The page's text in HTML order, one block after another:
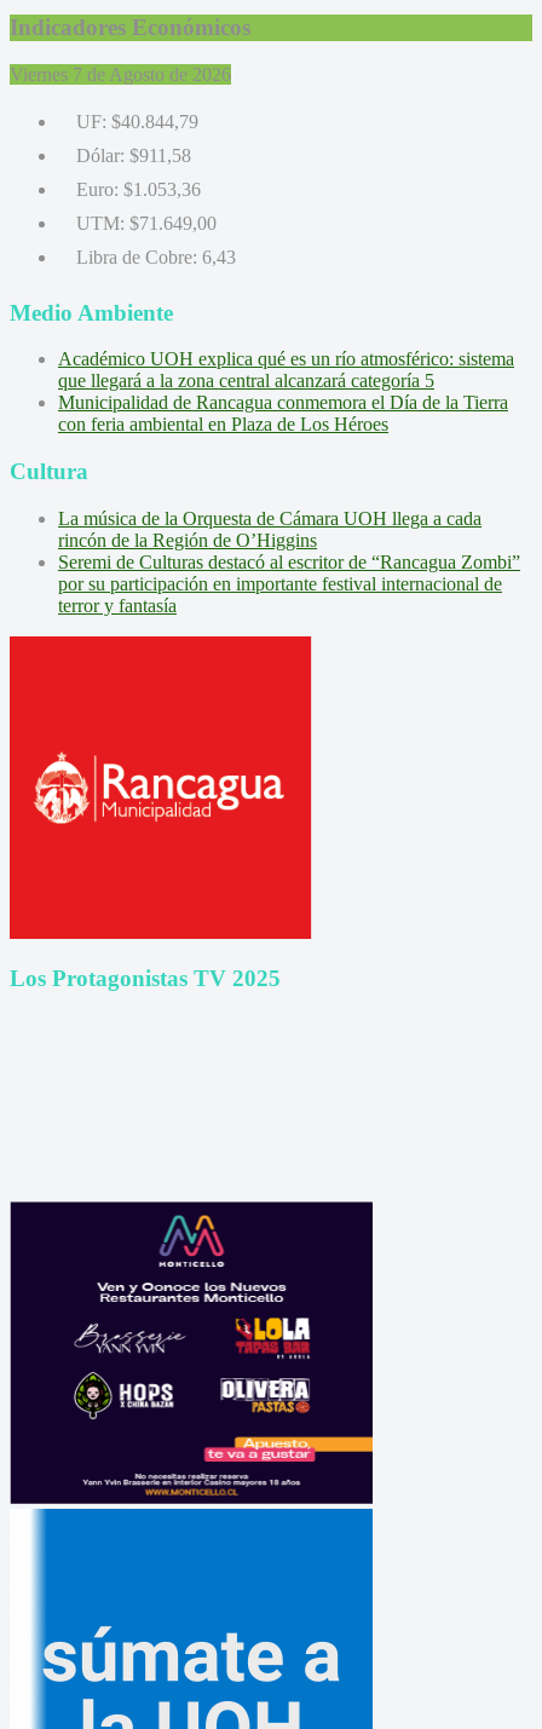
Indicadores Económicos
Viernes 7 de Agosto de 2026
UF: $40.844,79
Dólar: $911,58
Euro: $1.053,36
UTM: $71.649,00
Libra de Cobre: 6,43
Medio Ambiente
Académico UOH explica qué es un río atmosférico: sistema
que llegará a la zona central alcanzará categoría 5
Municipalidad de Rancagua conmemora el Día de la Tierra
con feria ambiental en Plaza de Los Héroes
Cultura
La música de la Orquesta de Cámara UOH llega a cada
rincón de la Región de O’Higgins
Seremi de Culturas destacó al escritor de “Rancagua Zombi”
por su participación en importante festival internacional de
terror y fantasía
Los Protagonistas TV 2025